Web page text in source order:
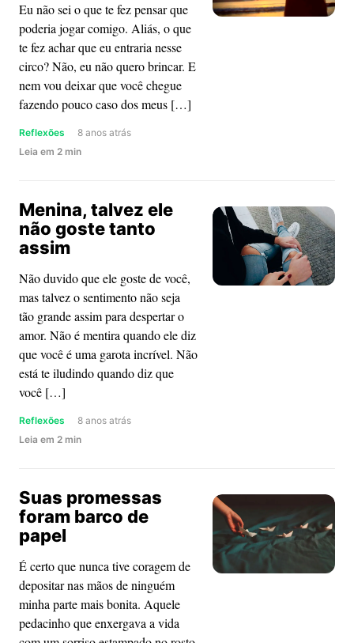
deixe
a
chuva
passar
Eu não sei o que te fez pensar que
poderia jogar comigo. Aliás, o que
te fez achar que eu entraria nesse
circo? Não, eu não quero brincar. E
nem vou deixar que você chegue
fazendo pouco caso dos meus […]
Reflexões
8 anos atrás
Leia about
pouco
caso
dos
sentimentos
em 2 min
Menina, talvez ele
não goste tanto
assim
Não duvido que ele goste de você,
mas talvez o sentimento não seja
tão grande assim para despertar o
amor. Não é mentira quando ele diz
que você é uma garota incrível. Não
está te iludindo quando diz que
você […]
Reflexões
8 anos atrás
Leia about
ele
não
goste
assim
em 2 min
Suas promessas
foram barco de
papel
É certo que nunca tive coragem de
depositar nas mãos de ninguém
minha parte mais bonita. Aquele
pedacinho que enxergava a vida